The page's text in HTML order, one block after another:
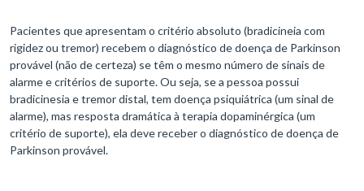
Pacientes que apresentam o critério absoluto (bradicineia com
rigidez ou tremor) recebem o diagnóstico de doença de Parkinson
provável (não de certeza) se têm o mesmo número de sinais de
alarme e critérios de suporte. Ou seja, se a pessoa possui
bradicinesia e tremor distal, tem doença psiquiátrica (um sinal de
alarme), mas resposta dramática à terapia dopaminérgica (um
critério de suporte), ela deve receber o diagnóstico de doença de
Parkinson provável.